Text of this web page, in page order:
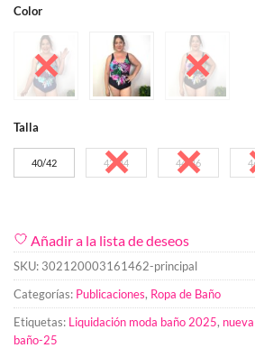
Color
Talla
40/42 42/44 44/46
Añadir a la lista de deseos
SKU: 302120003161462-principal
Categorías: Publicaciones, Ropa de Baño
Etiquetas: Liquidación moda baño 2025,
baño-25